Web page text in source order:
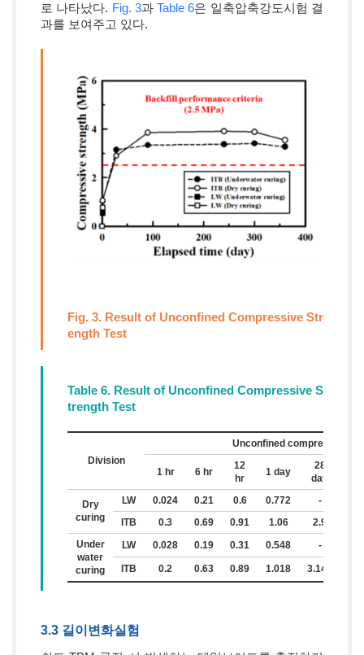
로 나타났다. Fig. 3과Table 6은 일축압축강도시험 결
과를 보여주고 있다.
Fig. 3. Result of Unconfined Compressive Str
ength Test
Table 6. Result of Unconfined Compressive S
trength Test
Division
Unconfined compressive
1 hr 6 hr
12
hr
1 day
28
day
Dry
curing
LW 0.024 0.21 0.6 0.772 -
ITB
0.3 0.69 0.91 1.06 2.9
Under
water
curing
LW 0.028 0.19 0.31 0.548 -
ITB 0.2 0.63 0.89 1.018 3.145
3.3 길이변화실험